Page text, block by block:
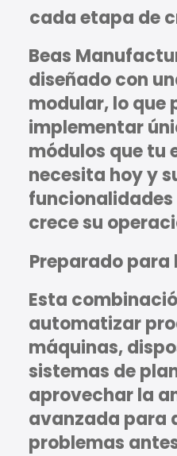
cada etapa de
Beas
diseñado con
modular, lo que
implementar
módulos que tu
necesita hoy y
crece su
Preparado para
Esta
automatizar
máquinas,
sistemas de
aprovechar la
avanzada para
problemas